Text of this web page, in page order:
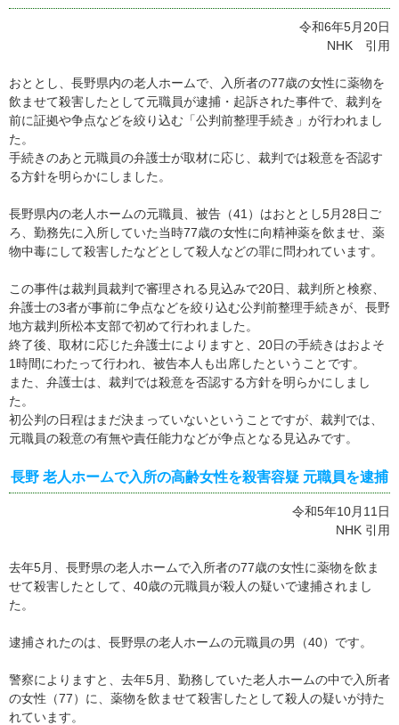
令和6年5月20日
NHK 引用
おととし、長野県内の老人ホームで、入所者の77歳の女性に薬物を
飲ませて殺害したとして元職員が逮捕・起訴された事件で、裁判を
前に証拠や争点などを絞り込む「公判前整理手続き」が行われまし
た。
手続きのあと元職員の弁護士が取材に応じ、裁判では殺意を否認す
る方針を明らかにしました。
長野県内の老人ホームの元職員、被告（41）はおととし5月28日ご
ろ、勤務先に入所していた当時77歳の女性に向精神薬を飲ませ、薬
物中毒にして殺害したなどとして殺人などの罪に問われています。
この事件は裁判員裁判で審理される見込みで20日、裁判所と検察、
弁護士の3者が事前に争点などを絞り込む公判前整理手続きが、長野
地方裁判所松本支部で初めて行われました。
終了後、取材に応じた弁護士によりますと、20日の手続きはおよそ
1時間にわたって行われ、被告本人も出席したということです。
また、弁護士は、裁判では殺意を否認する方針を明らかにしまし
た。
初公判の日程はまだ決まっていないということですが、裁判では、
元職員の殺意の有無や責任能力などが争点となる見込みです。
長野 老人ホームで入所の高齢女性を殺害容疑 元職員を逮捕
令和5年10月11日
NHK 引用
去年5月、長野県の老人ホームで入所者の77歳の女性に薬物を飲ま
せて殺害したとして、40歳の元職員が殺人の疑いで逮捕されまし
た。
逮捕されたのは、長野県の老人ホームの元職員の男（40）です。
警察によりますと、去年5月、勤務していた老人ホームの中で入所者
の女性（77）に、薬物を飲ませて殺害したとして殺人の疑いが持た
れています。